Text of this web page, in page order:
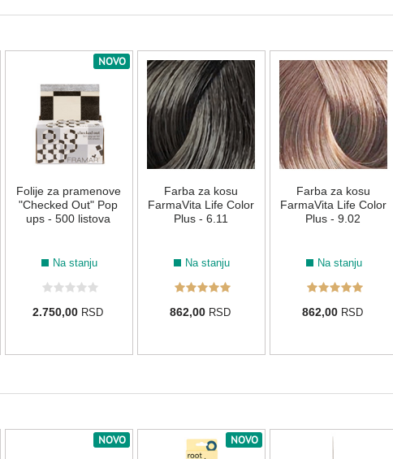
NOVO
Folije za pramenove
"Checked Out" Pop
ups - 500 listova
Na stanju
2.750,00 RSD
Farba za kosu
FarmaVita Life Color
Plus - 6.11
Na stanju
862,00 RSD
Farba za kosu
FarmaVita Life Color
Plus - 9.02
Na stanju
862,00 RSD
NOVO NOVO